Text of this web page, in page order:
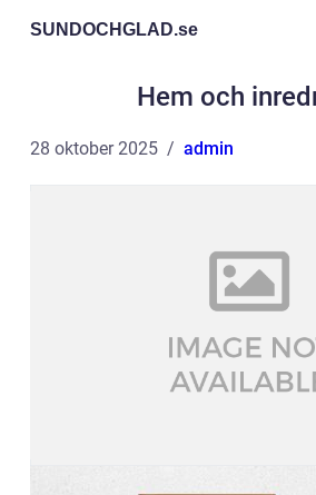
SUNDOCHGLAD.se
Hem och
28 oktober 2025 admin